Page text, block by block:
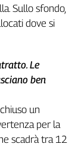
Sullo sfondo,
dove si
Le
ben
un
per la
scadrà tra 12